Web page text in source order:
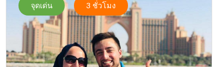
จุดเด่น 3 ชั่วโมง